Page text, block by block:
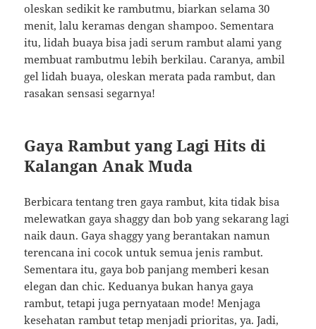
oleskan sedikit ke rambutmu, biarkan selama 30
menit, lalu keramas dengan shampoo. Sementara
itu, lidah buaya bisa jadi serum rambut alami yang
membuat rambutmu lebih berkilau. Caranya, ambil
gel lidah buaya, oleskan merata pada rambut, dan
rasakan sensasi segarnya!
Gaya Rambut yang Lagi Hits di
Kalangan Anak Muda
Berbicara tentang tren gaya rambut, kita tidak bisa
melewatkan gaya shaggy dan bob yang sekarang lagi
naik daun. Gaya shaggy yang berantakan namun
terencana ini cocok untuk semua jenis rambut.
Sementara itu, gaya bob panjang memberi kesan
elegan dan chic. Keduanya bukan hanya gaya
rambut, tetapi juga pernyataan mode! Menjaga
kesehatan rambut tetap menjadi prioritas, ya. Jadi,